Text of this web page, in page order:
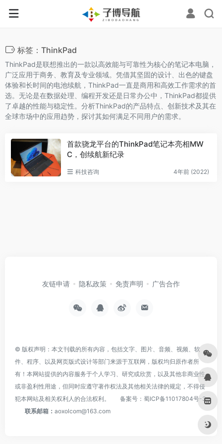
标签：ThinkPad
ThinkPad是联想推出的一款以高效能与可靠性为核心的笔记本电脑，
广泛应用于商务、教育及专业领域。凭借其坚固的设计、出色的键盘
体验和长时间的电池续航，ThinkPad一直是商用和高效工作需求的首
选。无论是在数据处理、编程开发还是日常办公中，ThinkPad都提供
了卓越的性能与稳定性。分析ThinkPad的产品特点、创新技术及其在
全球市场中的应用趋势，探讨其如何满足不同用户的需求。
首款骁龙平台的ThinkPad笔记本亮相MW
C，创续航新纪录
科技咨询 4年前 (2022)
友链申请 隐私政策 免责声明 广告合作
© 版权声明：本文刊载的所有内容，包括文字、图片、音频、视频、软
件、程序、以及网页版式设计等部门来源于互联网，版权均归原作者所
有！本网站提供的内容服务于个人学习、研究或欣赏，以及其他非商业性
或非盈利性用途，但同时应遵守著作权法及其他相关法律的规定，不得侵
犯本网站及相关权利人的合法权利。
备案号： 蜀ICP备11017804号-3
联系邮箱： aoxolcom@163.com